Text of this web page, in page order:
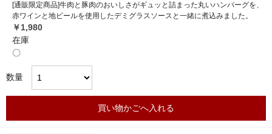
[通販限定商品]牛肉と豚肉のおいしさがギュッと詰まった丸いハンバーグを、
赤ワインと地ビールを使用したデミグラスソースと一緒に煮込みました。
￥1,980
在庫
〇
数量
買い物かごへ入れる